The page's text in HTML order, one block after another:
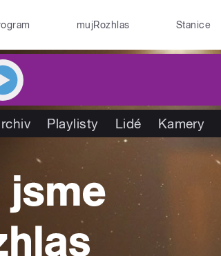
mujRozhlas Stanice
Playlisty Lidé Kamery